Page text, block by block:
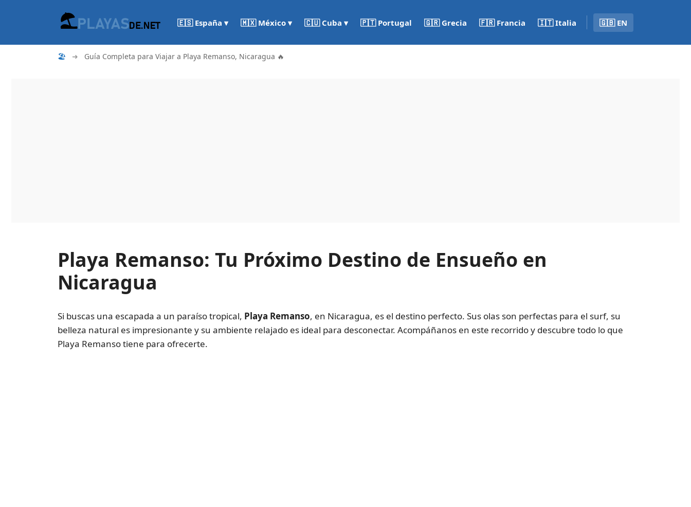
🇪🇸 España ▾ 🇲🇽 México ▾ 🇨🇺 Cuba ▾ 🇵🇹 Portugal 🇬🇷 Grecia 🇫🇷 Francia 🇮🇹 Italia 🇬🇧 EN
🏖 ➜ Guía Completa para Viajar a Playa Remanso, Nicaragua 🔥
Playa Remanso: Tu Próximo Destino de Ensueño en
Nicaragua
Si buscas una escapada a un paraíso tropical, Playa Remanso, en Nicaragua, es el destino perfecto. Sus olas son perfectas para el surf, su
belleza natural es impresionante y su ambiente relajado es ideal para desconectar. Acompáñanos en este recorrido y descubre todo lo que
Playa Remanso tiene para ofrecerte.